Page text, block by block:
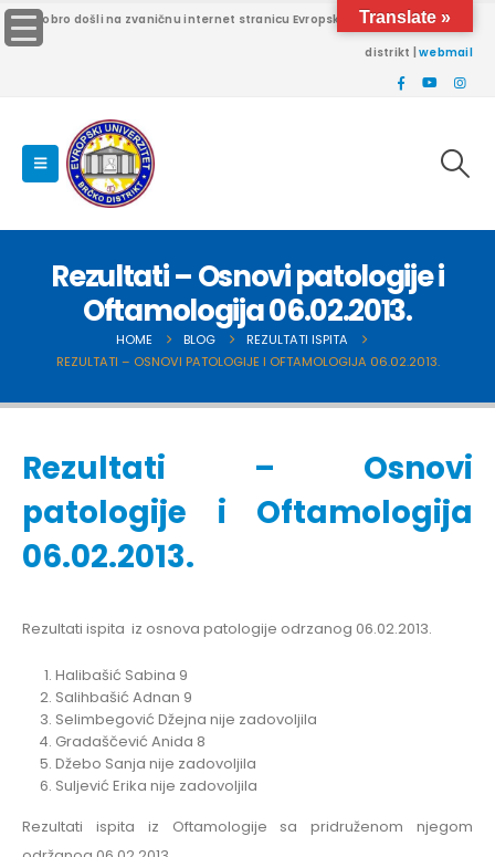
Dobro došli na zvaničnu internet stranicu Evropskog univerziteta Brčko
distrikt |webmail
Rezultati – Osnovi patologije i
Oftamologija 06.02.2013.
HOME BLOG
REZULTATI ISPITA
REZULTATI – OSNOVI PATOLOGIJE I OFTAMOLOGIJA 06.02.2013.
Rezultati – Osnovi
patologije i Oftamologija
06.02.2013.
Rezultati ispita iz osnova patologije odrzanog 06.02.2013.
Halibašić Sabina 9
Salihbašić Adnan 9
Selimbegović Džejna nije zadovoljila
Gradaščević Anida 8
Džebo Sanja nije zadovoljila
Suljević Erika nije zadovoljila
Rezultati ispita iz Oftamologije sa pridruženom njegom
Translate »